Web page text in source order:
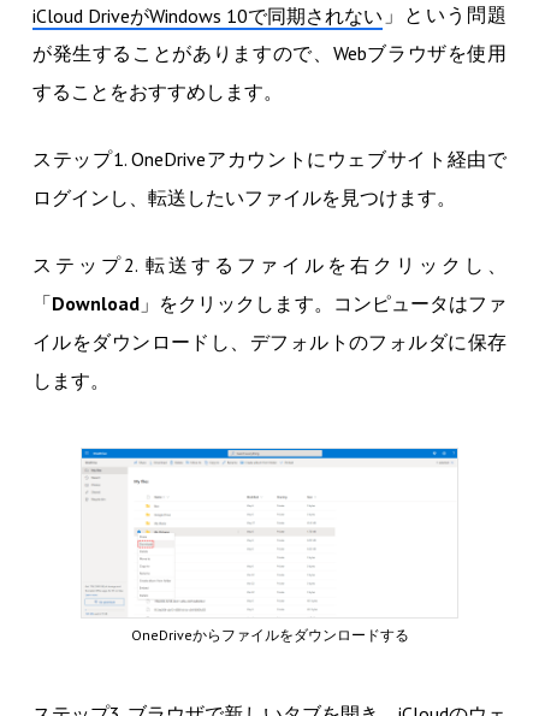
iCloud DriveがWindows 10で同期されない 」という問題
が発生することがありますので、Webブラウザを使用
することをおすすめします。
ステップ1. OneDriveアカウントにウェブサイト経由で
ログインし、転送したいファイルを見つけます。
ステップ2. 転送するファイルを右クリックし、
「Download」をクリックします。コンピュータはファ
イルをダウンロードし、デフォルトのフォルダに保存
します。
OneDriveからファイルをダウンロードする